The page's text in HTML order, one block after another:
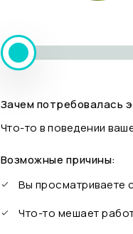
Зачем потребовалась
Что-то в поведении
Возможные причины:
Вы просматриваете
Что-то мешает